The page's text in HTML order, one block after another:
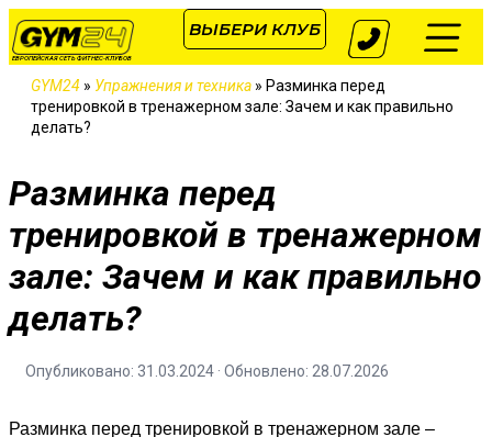
ЕВРОПЕЙСКАЯ СЕТЬ ФИТНЕС-КЛУБОВ
ВЫБЕРИ КЛУБ
GYM24 » Упражнения и техника » Разминка перед
тренировкой в тренажерном зале: Зачем и как правильно
делать?
Разминка перед
тренировкой в тренажерном
зале: Зачем и как правильно
делать?
Опубликовано: 31.03.2024 · Обновлено: 28.07.2026
Разминка перед тренировкой в тренажерном зале –